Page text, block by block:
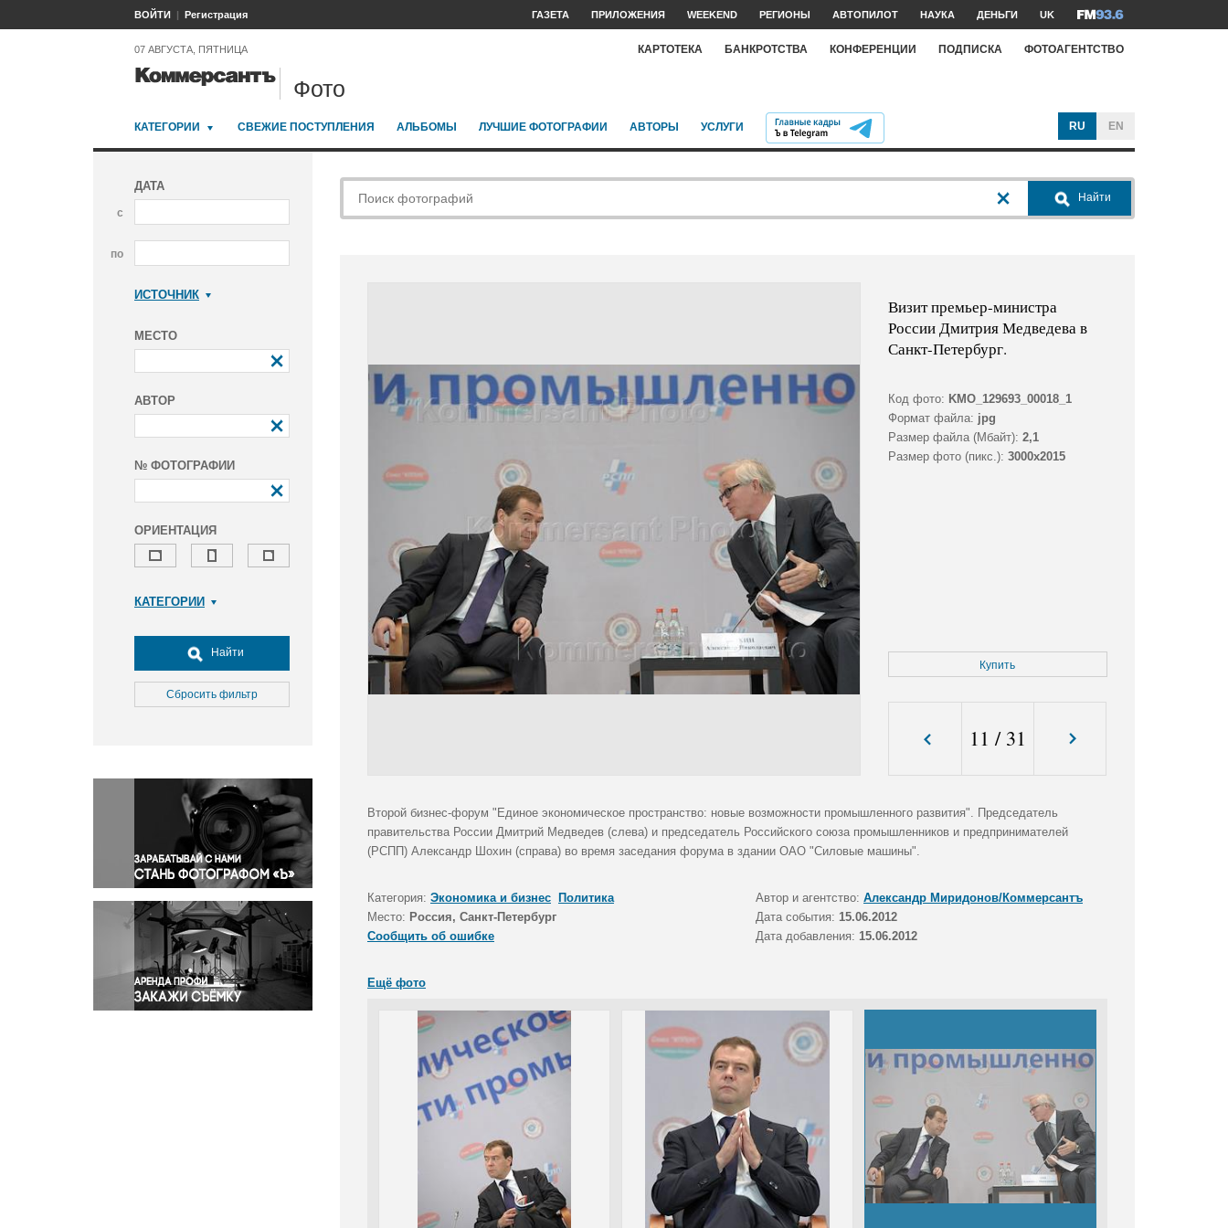
ВОЙТИ Регистрация ГАЗЕТА ПРИЛОЖЕНИЯ WEEKEND РЕГИОНЫ АВТОПИЛОТ НАУКА ДЕНЬГИ UK
07 АВГУСТА, ПЯТНИЦА КАРТОТЕКА БАНКРОТСТВА КОНФЕРЕНЦИИ ПОДПИСКА ФОТОАГЕНТСТВО
Фото
КАТЕГОРИИ СВЕЖИЕ ПОСТУПЛЕНИЯ АЛЬБОМЫ ЛУЧШИЕ ФОТОГРАФИИ АВТОРЫ УСЛУГИ RU EN
ДАТА
с
по
ИСТОЧНИК
МЕСТО
АВТОР
№ ФОТОГРАФИИ
ОРИЕНТАЦИЯ
КАТЕГОРИИ
Досуг, туризм и отдых
Культура
Медицина
Окружающая среда
Политика
Правосудие
Происшествия и конфликты
Религия
Светская жизнь
Спорт
Экология
Экономика и бизнес
Найти
Сбросить фильтр
Найти
Визит премьер-министра
России Дмитрия Медведева в
Санкт-Петербург.
Код фото: KMO_129693_00018_1
Формат файла: jpg
Размер файла (Мбайт): 2,1
Размер фото (пикс.): 3000x2015
Купить
11 / 31
Второй бизнес-форум "Единое экономическое пространство: новые возможности промышленного развития". Председатель
правительства России Дмитрий Медведев (слева) и председатель Российского союза промышленников и предпринимателей
(РСПП) Александр Шохин (справа) во время заседания форума в здании ОАО "Силовые машины".
Категория: Экономика и бизнес Политика Автор и агентство: Александр Миридонов/Коммерсантъ
Место: Россия, Санкт-Петербург Дата события: 15.06.2012
Сообщить об ошибке
Дата добавления: 15.06.2012
Ещё фото